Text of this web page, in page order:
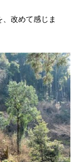
改めて感じま